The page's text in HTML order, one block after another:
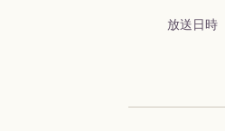
放送日時